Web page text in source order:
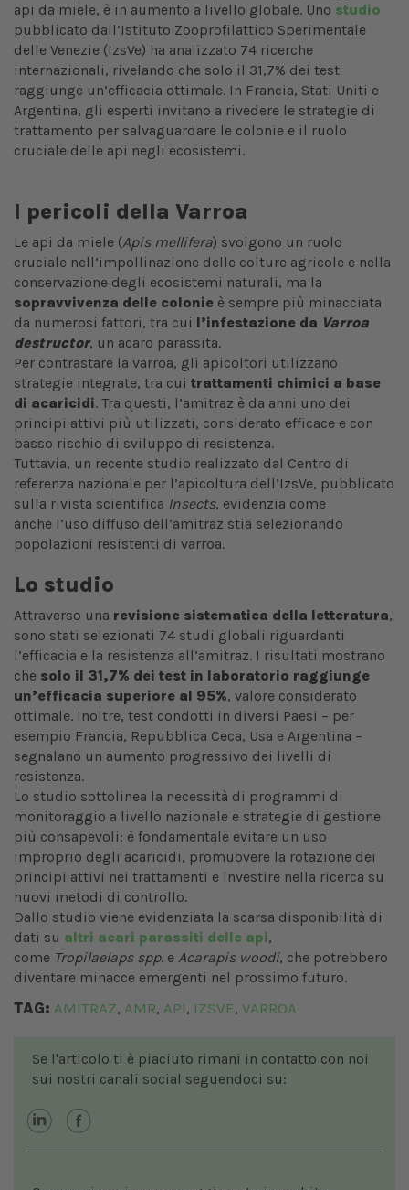
api da miele, è in aumento a livello globale. Uno studio
pubblicato dall’Istituto Zooprofilattico Sperimentale
delle Venezie (IzsVe) ha analizzato 74 ricerche
internazionali, rivelando che solo il 31,7% dei test
raggiunge un’efficacia ottimale. In Francia, Stati Uniti e
Argentina, gli esperti invitano a rivedere le strategie di
trattamento per salvaguardare le colonie e il ruolo
cruciale delle api negli ecosistemi.
I pericoli della Varroa
Le api da miele (Apis mellifera) svolgono un ruolo
cruciale nell’impollinazione delle colture agricole e nella
conservazione degli ecosistemi naturali, ma la
sopravvivenza delle colonie è sempre più minacciata
da numerosi fattori, tra cui l’infestazione da Varroa
destructor, un acaro parassita.
Per contrastare la varroa, gli apicoltori utilizzano
strategie integrate, tra cui trattamenti chimici a base
di acaricidi. Tra questi, l’amitraz è da anni uno dei
principi attivi più utilizzati, considerato efficace e con
basso rischio di sviluppo di resistenza.
Tuttavia, un recente studio realizzato dal Centro di
referenza nazionale per l’apicoltura dell’IzsVe, pubblicato
sulla rivista scientifica Insects, evidenzia come
anche l’uso diffuso dell’amitraz stia selezionando
popolazioni resistenti di varroa.
Lo studio
Attraverso una revisione sistematica della letteratura,
sono stati selezionati 74 studi globali riguardanti
l’efficacia e la resistenza all’amitraz. I risultati mostrano
che solo il 31,7% dei test in laboratorio raggiunge
un’efficacia superiore al 95%, valore considerato
ottimale. Inoltre, test condotti in diversi Paesi – per
esempio Francia, Repubblica Ceca, Usa e Argentina –
segnalano un aumento progressivo dei livelli di
resistenza.
Lo studio sottolinea la necessità di programmi di
monitoraggio a livello nazionale e strategie di gestione
più consapevoli: è fondamentale evitare un uso
improprio degli acaricidi, promuovere la rotazione dei
principi attivi nei trattamenti e investire nella ricerca su
nuovi metodi di controllo.
Dallo studio viene evidenziata la scarsa disponibilità di
dati su altri acari parassiti delle api,
come Tropilaelaps spp. e Acarapis woodi, che potrebbero
diventare minacce emergenti nel prossimo futuro.
TAG: AMITRAZ, AMR, API, IZSVE, VARROA
Se l'articolo ti è piaciuto rimani in contatto con noi
sui nostri canali social seguendoci su: